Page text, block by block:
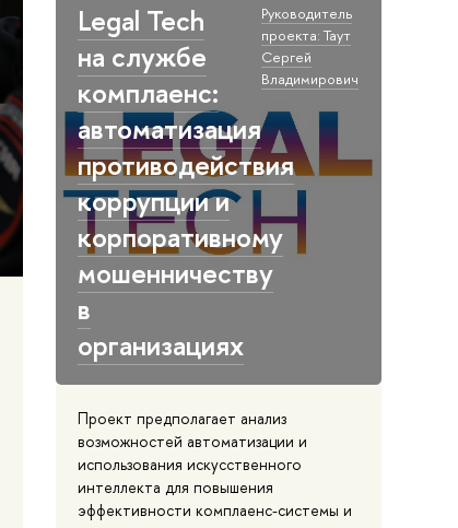
Legal Tech
на службе
комплаенс:
автоматизация
противодействия
коррупции и
корпоративному
мошенничеству
в
организациях
Руководитель
проекта: Таут
Сергей
Владимирович
Проект предполагает анализ
возможностей автоматизации и
использования искусственного
интеллекта для повышения
эффективности комплаенс-системы и